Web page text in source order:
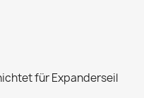
für Expanderseil